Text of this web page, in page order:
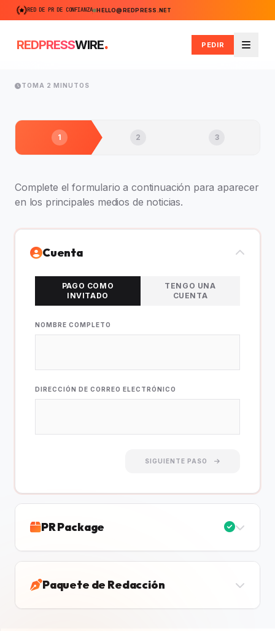
RED DE PR DE CONFIANZA HELLO@REDPRESS.NET
REDPRESSWIRE. PEDIR
Menú
TOMA 2 MINUTOS
1 2 3
Complete el formulario a continuación para aparecer
en los principales medios de noticias.
Cuenta
PAGO COMO
INVITADO
TENGO UNA
CUENTA
NOMBRE COMPLETO
DIRECCIÓN DE CORREO ELECTRÓNICO
SIGUIENTE PASO
PR Package
Paquete de Redacción